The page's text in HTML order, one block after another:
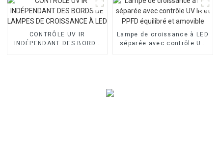
CONTRÔLE UV IR
INDÉPENDANT DES BORDS
Lampe de croissance à LED
séparée avec contrôle UV